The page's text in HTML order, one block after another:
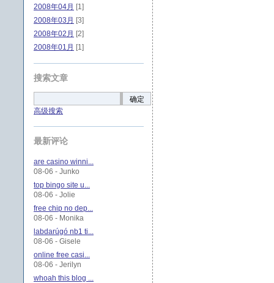
2008年04月 [1]
2008年03月 [3]
2008年02月 [2]
2008年01月 [1]
搜索文章
确定
高级搜索
最新评论
are casino winni...
08-06 - Junko
top bingo site u...
08-06 - Jolie
free chip no dep...
08-06 - Monika
labdarúgó nb1 ti...
08-06 - Gisele
online free casi...
08-06 - Jerilyn
whoah this blog ...